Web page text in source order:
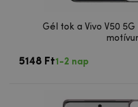
Gél tok a Vivo V50
5148 Ft1-2 nap